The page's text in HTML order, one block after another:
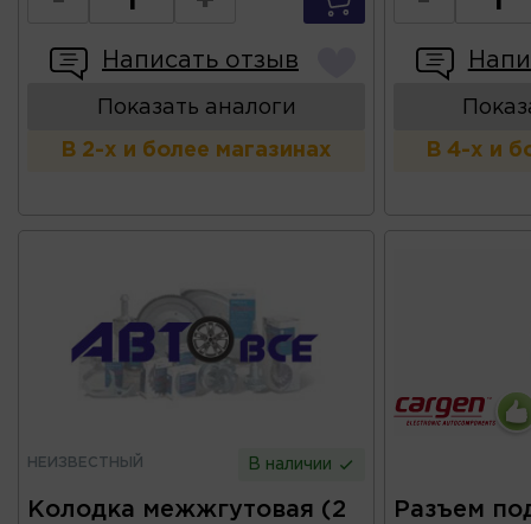
Написать отзыв
Показать аналоги
В 2-х и более магазинах В 4-х и
НЕИЗВЕСТНЫЙ В наличии
Колодка межжгутовая (2 Разъем